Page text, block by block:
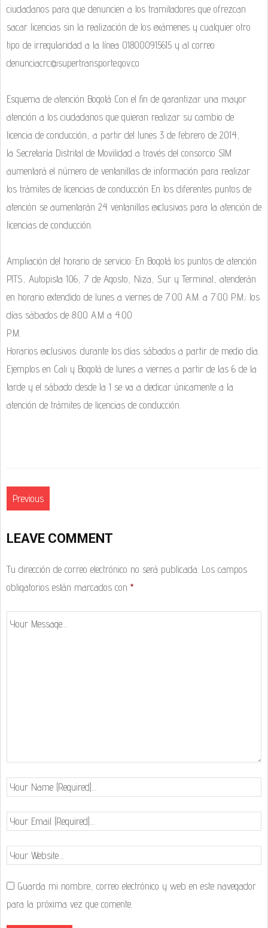
ciudadanos para que denuncien a los tramitadores que ofrezcan
sacar licencias sin la realización de los exámenes y cualquier otro
tipo de irregularidad a la línea 018000915615 y al correo
denunciacrc@supertransporte.gov.co
Esquema de atención Bogotá Con el fin de garantizar una mayor
atención a los ciudadanos que quieran realizar su cambio de
licencia de conducción, a partir del lunes 3 de febrero de 2014,
la Secretaría Distrital de Movilidad a través del consorcio SIM
aumentará el número de ventanillas de información para realizar
los trámites de licencias de conducción En los diferentes puntos de
atención se aumentarán 24 ventanillas exclusivas para la atención de
licencias de conducción.
Ampliación del horario de servicio: En Bogotá los puntos de atención
PITS, Autopista 106, 7 de Agosto, Niza, Sur y Terminal, atenderán
en horario extendido de lunes a viernes de 7:00 A.M. a 7:00 P.M.; los
días sábados de 8:00 A.M a 4:00
P.M.
Horarios exclusivos: durante los días sábados a partir de medio día.
Ejemplos en Cali y Bogotá de lunes a viernes a partir de las 6 de la
tarde y el sábado desde la 1 se va a dedicar únicamente a la
atención de trámites de licencias de conducción.
Previous
LEAVE COMMENT
Tu dirección de correo electrónico no será publicada. Los campos
obligatorios están marcados con *
Guarda mi nombre, correo electrónico y web en este navegador
para la próxima vez que comente.